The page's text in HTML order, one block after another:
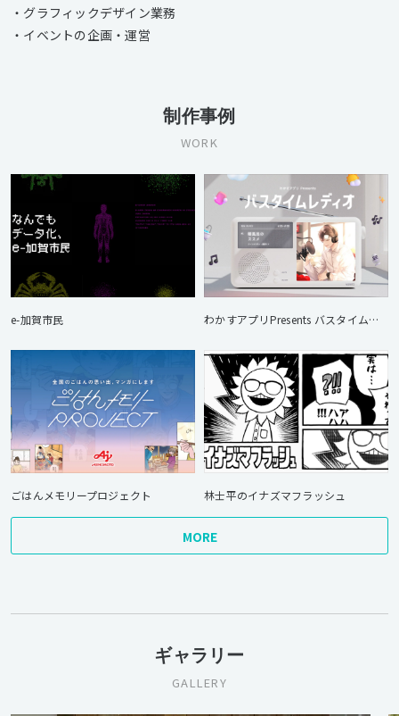
・グラフィックデザイン業務
・イベントの企画・運営
制作事例
WORK
e-加賀市民 わかすアプリPresents バスタイムレディオ
ごはんメモリープロジェクト 林士平のイナズマフラッシュ
MORE
ギャラリー
GALLERY